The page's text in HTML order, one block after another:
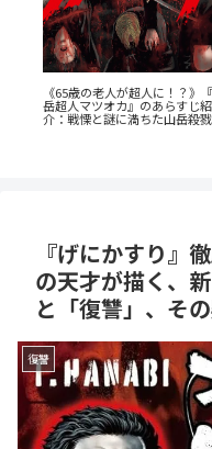
《65歳の老人が超人に！？》
岳超人マツオカ』のあらすじ紹
介：戦慄と謎に満ちた山岳殺
『げにかすり』
の天才が描く、
と「復讐」、そ
復讐